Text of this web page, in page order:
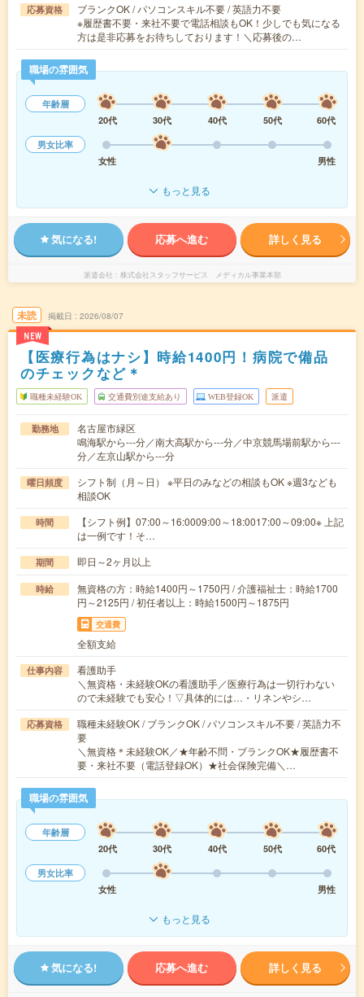
応募資格
ブランクOK / パソコンスキル不要 / 英語力不要
※履歴書不要・来社不要で電話相談もOK！少しでも気になる
方は是非応募をお待ちしております！＼応募後の…
職場の雰囲気
年齢層
20代
30代 40代 50代
60代
男女比率
女性
男性
もっと見る
気になる! 応募へ進む 詳しく見る
派遣会社 株式会社スタッフサービス メディカル事業本部
未読
NEW
掲載日 2026/08/07
【医療行為はナシ】時給1400円！病院で備品
のチェックなど＊
職種未経験OK 交通費別途支給あり WEB登録OK 派遣
勤務地
名古屋市緑区
鳴海駅から---分／南大高駅から---分／中京競馬場前駅から---
分／左京山駅から---分
曜日頻度
シフト制（月～日） ※平日のみなどの相談もOK ※週3なども
相談OK
時間
【シフト例】07:00～16:0009:00～18:0017:00～09:00※ 上記
は一例です！そ…
期間 即日～2ヶ月以上
時給
無資格の方：時給1400円～1750円 / 介護福祉士：時給1700
円～2125円 / 初任者以上：時給1500円～1875円
交通費
全額支給
仕事内容
看護助手
＼無資格・未経験OKの看護助手／医療行為は一切行わない
ので未経験でも安心！▽具体的には…・リネンやシ…
応募資格
職種未経験OK / ブランクOK / パソコンスキル不要 / 英語力不
要
＼無資格＊未経験OK／★年齢不問・ブランクOK★履歴書不
要・来社不要（電話登録OK）★社会保険完備＼…
職場の雰囲気
年齢層
20代
30代 40代 50代
60代
男女比率
女性
男性
もっと見る
気になる! 応募へ進む 詳しく見る